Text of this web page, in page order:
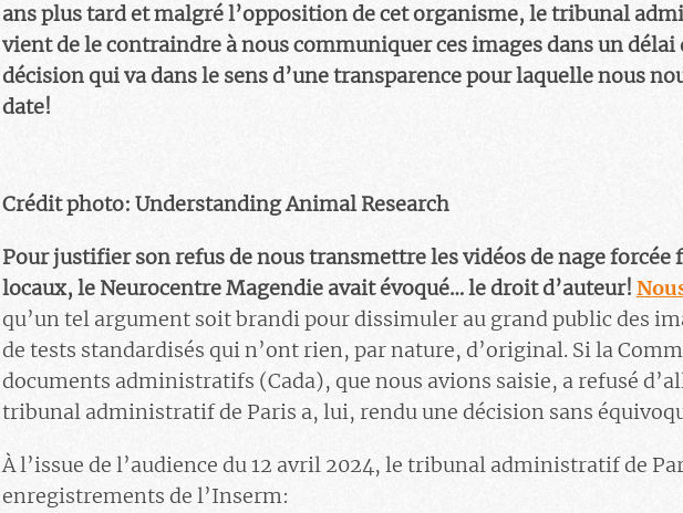
ans plus tard et malgré l’opposition de cet organisme, le tribunal
vient de le contraindre à nous communiquer ces images dans un délai
décision qui va dans le sens d’une transparence pour laquelle nous
date!
Crédit photo: Understanding Animal Research
Pour justifier son refus de nous transmettre les vidéos de nage forcée
locaux, le Neurocentre Magendie avait évoqué… le droit d’auteur!
qu’un tel argument soit brandi pour dissimuler au grand public des
de tests standardisés qui n’ont rien, par nature, d’original. Si la
documents administratifs (Cada), que nous avions saisie, a refusé
tribunal administratif de Paris a, lui, rendu une décision sans
À l’issue de l’audience du 12 avril 2024, le tribunal administratif de
enregistrements de l’Inserm: